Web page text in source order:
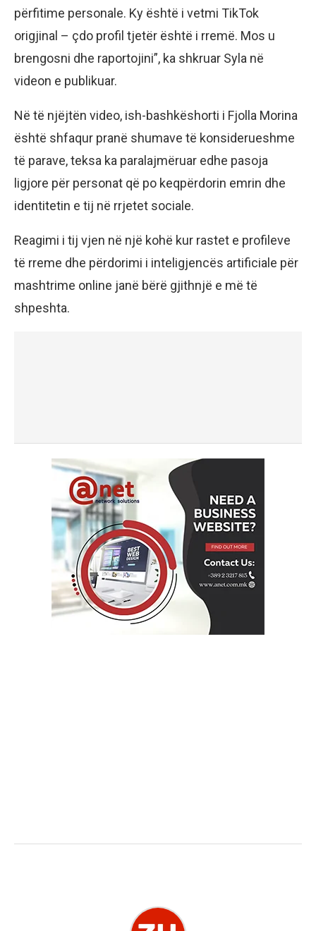
përfitime personale. Ky është i vetmi TikTok
origjinal – çdo profil tjetër është i rremë. Mos u
brengosni dhe raportojini”, ka shkruar Syla në
videon e publikuar.
Në të njëjtën video, ish-bashkëshorti i Fjolla Morina
është shfaqur pranë shumave të konsiderueshme
të parave, teksa ka paralajmëruar edhe pasoja
ligjore për personat që po keqpërdorin emrin dhe
identitetin e tij në rrjetet sociale.
Reagimi i tij vjen në një kohë kur rastet e profileve
të rreme dhe përdorimi i inteligjencës artificiale për
mashtrime online janë bërë gjithnjë e më të
shpeshta.